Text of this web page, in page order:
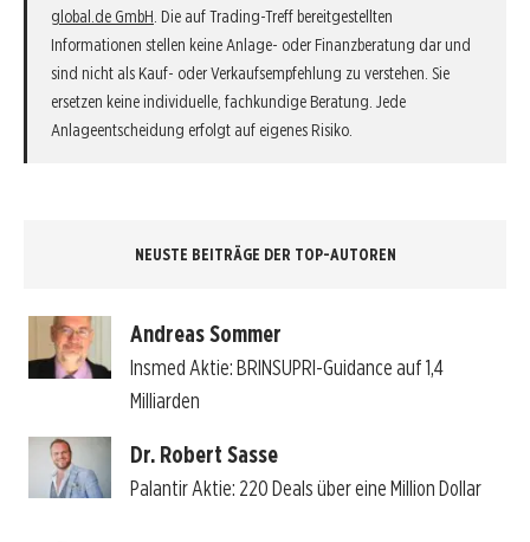
global.de GmbH . Die auf Trading-Treff bereitgestellten
Informationen stellen keine Anlage- oder Finanzberatung dar und
sind nicht als Kauf- oder Verkaufsempfehlung zu verstehen. Sie
ersetzen keine individuelle, fachkundige Beratung. Jede
Anlageentscheidung erfolgt auf eigenes Risiko.
NEUSTE BEITRÄGE DER TOP-AUTOREN
Andreas Sommer
Insmed Aktie: BRINSUPRI-Guidance auf 1,4
Milliarden
Dr. Robert Sasse
Palantir Aktie: 220 Deals über eine Million Dollar